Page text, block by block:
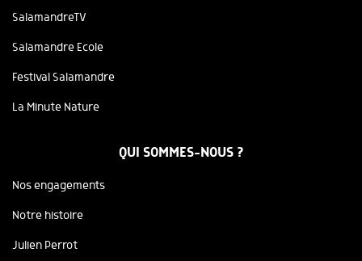
SalamandreTV
Salamandre Ecole
Festival Salamandre
La Minute Nature
QUI SOMMES-NOUS ?
Nos engagements
Notre histoire
Julien Perrot